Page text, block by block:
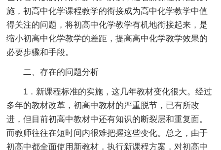
施，初高中化学课程教学的衔接成为高中化学教学中值
得关注的问题，将初高中化学教学有机地衔接起来，是
缩小初高中化学教学的差距，提高高中化学教学效果的
必要步骤和手段。
二、存在的问题分析
1．新课程标准的实施，这几年教材变化很大。经过
多年的教材改革，初高中教材的严重脱节，已有所改
进，但目前初高中教材中还有知识的断裂层和重复面。
而教师往往在短时间内很难把握这些变化。总之，由于
初高中都全面使用新教材，执行新课程方案，对初高中